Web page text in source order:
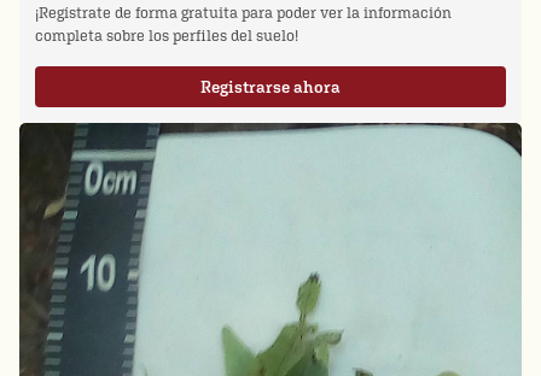
¡Regístrate de forma gratuita para poder ver la información
completa sobre los perfiles del suelo!
Registrarse ahora